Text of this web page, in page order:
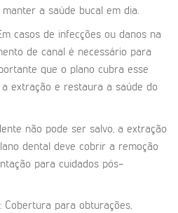
a saúde bucal em dia.
casos de infecções ou danos na
de canal é necessário para
que o plano cubra esse
extração e restaura a saúde do
não pode ser salvo, a extração
dental deve cobrir a remoção
para cuidados pós-
Cobertura para obturações,